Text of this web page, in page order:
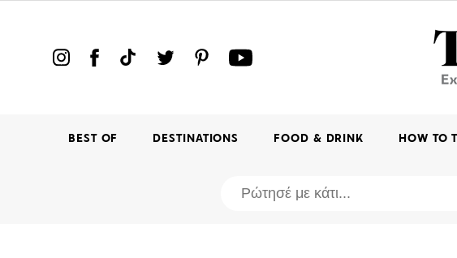
BEST OF DESTINATIONS FOOD & DRINK HOW TO